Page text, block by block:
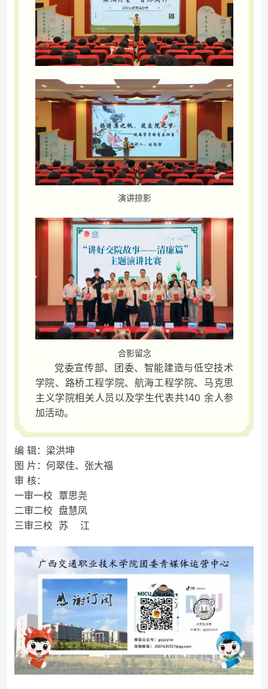
演讲掠影
合影留念
党委宣传部、团委、智能建造与低空技术
学院、路桥工程学院、航海工程学院、马克思
主义学院相关人员以及学生代表共140 余人参
加活动。
编 辑：梁洪坤
图 片：何翠佳、张大福
审 核：
一审一校 覃思尧
二审二校 盘慧凤
三审三校 苏 江